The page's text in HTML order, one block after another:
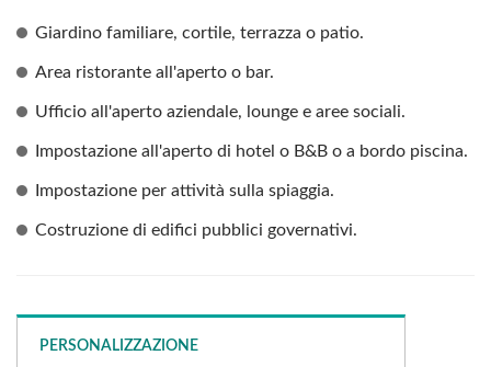
Giardino familiare, cortile, terrazza o patio.
Area ristorante all'aperto o bar.
Ufficio all'aperto aziendale, lounge e aree sociali.
Impostazione all'aperto di hotel o B&B o a bordo piscina.
Impostazione per attività sulla spiaggia.
Costruzione di edifici pubblici governativi.
PERSONALIZZAZIONE